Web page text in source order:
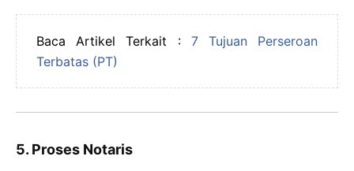
Baca Artikel Terkait : 7 Tujuan Perseroan
Terbatas (PT)
5. Proses Notaris